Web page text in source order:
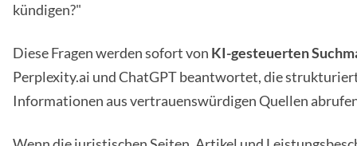
kündigen?"
Diese Fragen werden sofort von KI-gesteuerten
Perplexity.ai und ChatGPT beantwortet, die
Informationen aus vertrauenswürdigen Quellen